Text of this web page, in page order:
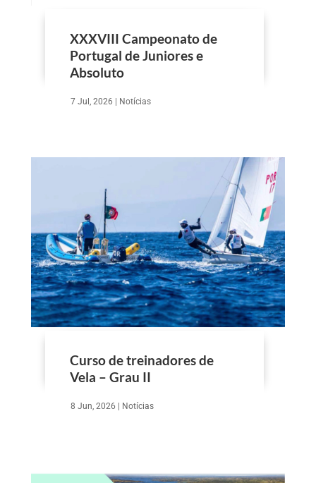
XXXVIII Campeonato de
Portugal de Juniores e
Absoluto
7 Jul, 2026 Notícias
Curso de treinadores de
Vela – Grau II
8 Jun, 2026 | Notícias